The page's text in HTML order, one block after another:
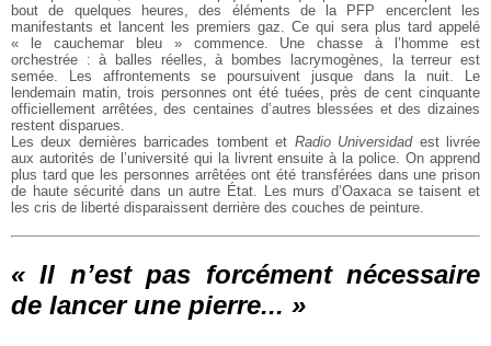
bout de quelques heures, des éléments de la PFP encerclent les
manifestants et lancent les premiers gaz. Ce qui sera plus tard appelé
« le cauchemar bleu » commence. Une chasse à l’homme est
orchestrée : à balles réelles, à bombes lacrymogènes, laterreur est
semée. Les affrontements se poursuivent jusque dans la nuit. Le
lendemain matin, trois personnes ont été tuées, près de cent cinquante
officiellement arrêtées, des centaines d’autres blessées et des dizaines
restent disparues.
Les deux dernières barricades tombent et Radio Universidadest livrée
aux autorités de l’université qui la livrent ensuite à la police. On apprend
plus tard que les personnes arrêtées ont été transférées dans une prison
de haute sécurité dans un autre État. Les murs d’Oaxaca se taisent et
les cris de liberté disparaissent derrière des couches de peinture.
« Il n’est pas forcément nécessaire
de lancer une pierre... »